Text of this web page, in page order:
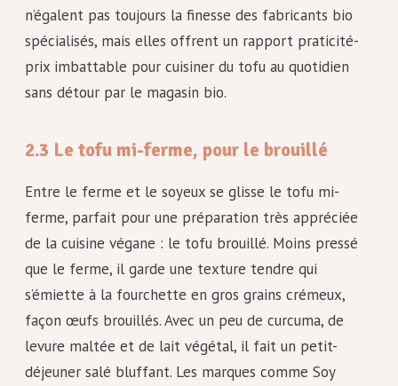
n’égalent pas toujours la finesse des fabricants bio
spécialisés, mais elles offrent un rapport praticité-
prix imbattable pour cuisiner du tofu au quotidien
sans détour par le magasin bio.
2.3 Le tofu mi-ferme, pour le brouillé
Entre le ferme et le soyeux se glisse le tofu mi-
ferme, parfait pour une préparation très appréciée
de la cuisine végane : le tofu brouillé. Moins pressé
que le ferme, il garde une texture tendre qui
s’émiette à la fourchette en gros grains crémeux,
façon œufs brouillés. Avec un peu de curcuma, de
levure maltée et de lait végétal, il fait un petit-
déjeuner salé bluffant. Les marques comme Soy